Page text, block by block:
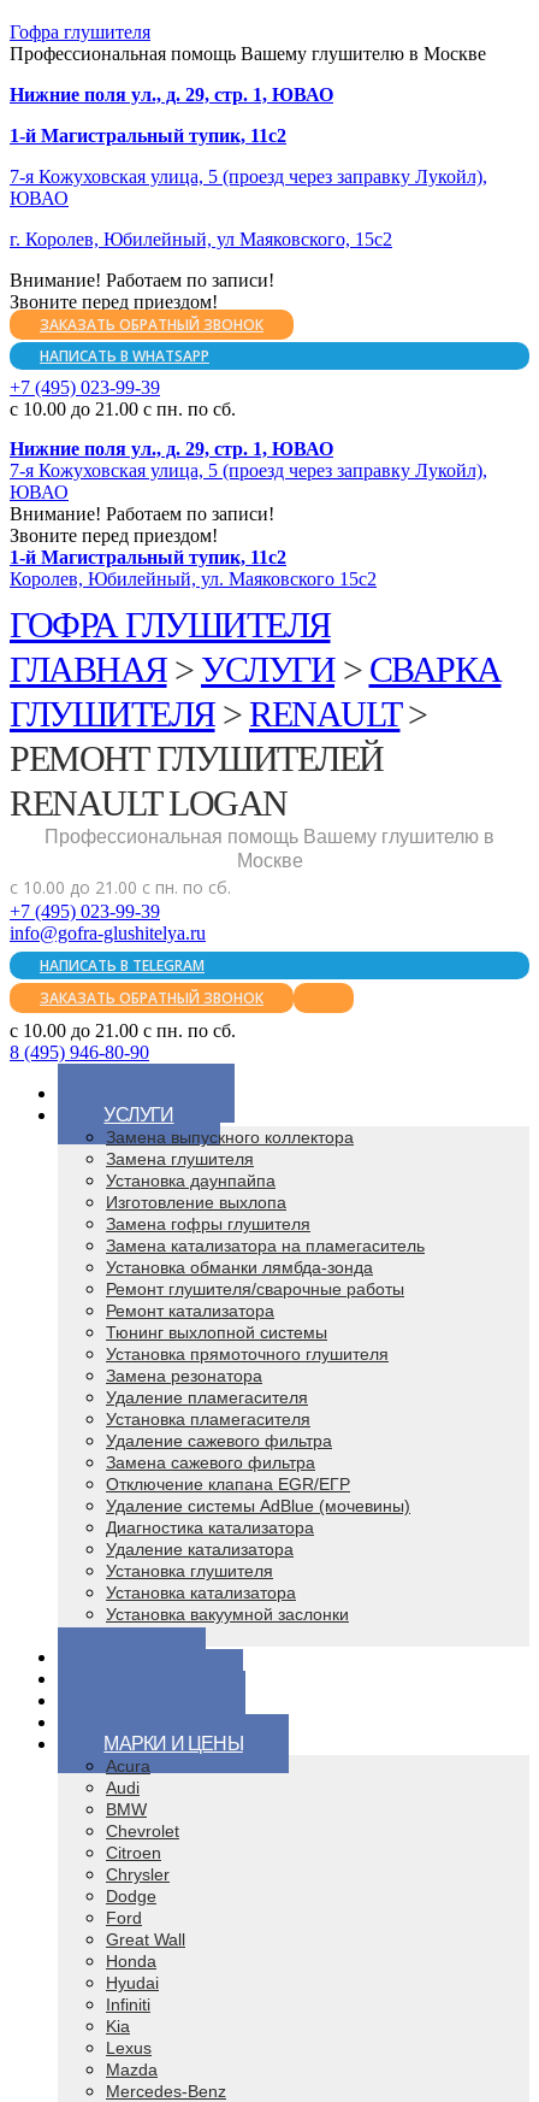
Гофра глушителя
Профессиональная помощь Вашему глушителю в Москве
Нижние поля ул., д. 29, стр. 1, ЮВАО
1-й Магистральный тупик, 11с2
7-я Кожуховская улица, 5 (проезд через заправку Лукойл),
ЮВАО
г. Королев, Юбилейный, ул Маяковского, 15с2
Внимание! Работаем по записи!
Звоните перед приездом!
ЗАКАЗАТЬ ОБРАТНЫЙ ЗВОНОК
НАПИСАТЬ В WHATSAPP
+7 (495) 023-99-39
с 10.00 до 21.00 с пн. по сб.
Нижние поля ул., д. 29, стр. 1, ЮВАО
7-я Кожуховская улица, 5 (проезд через заправку Лукойл),
ЮВАО
Внимание! Работаем по записи!
Звоните перед приездом!
1-й Магистральный тупик, 11с2
Королев, Юбилейный, ул. Маяковского 15с2
ГОФРА ГЛУШИТЕЛЯ
ГЛАВНАЯ> УСЛУГИ> СВАРКА
ГЛУШИТЕЛЯ>RENAULT​>
РЕМОНТ ГЛУШИТЕЛЕЙ
RENAULT LOGAN
Профессиональная помощь Вашему глушителю в
Москве
с 10.00 до 21.00 с пн. по сб.
+7 (495) 023-99-39
info@gofra-glushitelya.ru
НАПИСАТЬ В TELEGRAM
ЗАКАЗАТЬ ОБРАТНЫЙ ЗВОНОК
с 10.00 до 21.00 с пн. по сб.
8 (495) 946-80-90
УСЛУГИ
Замена выпускного коллектора
Замена глушителя
Установка даунпайпа
Изготовление выхлопа
Замена гофры глушителя
Замена катализатора на пламегаситель
Установка обманки лямбда-зонда
Ремонт глушителя/сварочные работы
Ремонт катализатора
Тюнинг выхлопной системы
Установка прямоточного глушителя
Замена резонатора
Удаление пламегасителя
Установка пламегасителя
Удаление сажевого фильтра
Замена сажевого фильтра
Отключение клапана EGR/ЕГР
Удаление системы AdBlue (мочевины)
Диагностика катализатора
Удаление катализатора
Установка глушителя
Установка катализатора
Установка вакуумной заслонки
МАРКИ И ЦЕНЫ
Acura
Audi
BMW
Chevrolet
Citroen
Chrysler
Dodge
Ford
Great Wall
Honda
Hyudai
Infiniti
Kia
Lexus
Mazda
Mercedes-Benz